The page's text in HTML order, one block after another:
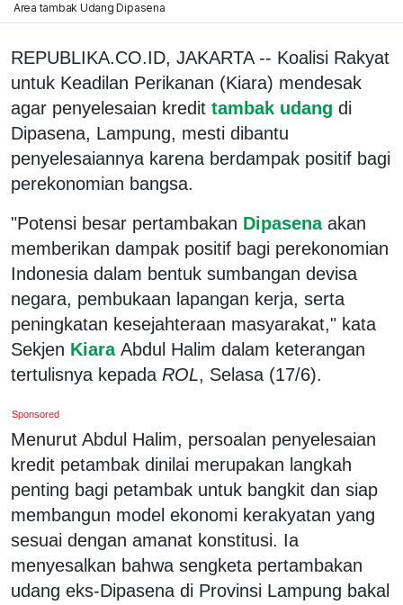
Area tambak Udang Dipasena
REPUBLIKA.CO.ID, JAKARTA -- Koalisi Rakyat
untuk Keadilan Perikanan (Kiara) mendesak
agar penyelesaian kredit tambak udang di
Dipasena, Lampung, mesti dibantu
penyelesaiannya karena berdampak positif bagi
perekonomian bangsa.
"Potensi besar pertambakan Dipasena akan
memberikan dampak positif bagi perekonomian
Indonesia dalam bentuk sumbangan devisa
negara, pembukaan lapangan kerja, serta
peningkatan kesejahteraan masyarakat," kata
Sekjen Kiara Abdul Halim dalam keterangan
tertulisnya kepada ROL, Selasa (17/6).
Sponsored
Menurut Abdul Halim, persoalan penyelesaian
kredit petambak dinilai merupakan langkah
penting bagi petambak untuk bangkit dan siap
membangun model ekonomi kerakyatan yang
sesuai dengan amanat konstitusi. Ia
menyesalkan bahwa sengketa pertambakan
udang eks-Dipasena di Provinsi Lampung bakal